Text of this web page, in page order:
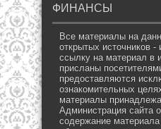
ФИНАНСЫ
Все материалы на
открытых источников
ссылку на материал в
присланы
предоставляются
ознакомительных
материалы
Администрация сайта
содержание